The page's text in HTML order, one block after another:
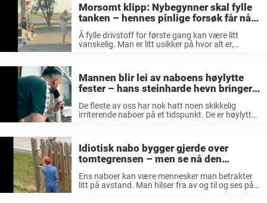
Morsomt klipp: Nybegynner skal fylle
tanken – hennes pinlige forsøk får nå
hele nettet til å le høyt
Å fylle drivstoff for første gang kan være litt
vanskelig. Man er litt usikker på hvor alt er,
Mannen blir lei av naboens høylytte
fester – hans steinharde hevn bringer
De fleste av oss har nok hatt noen skikkelig
irriterende naboer på et tidspunkt. De er høylytte,
Idiotisk nabo bygger gjerde over
tomtegrensen – men se nå den
ekte lekse
Ens naboer kan være mennesker man betrakter
litt på avstand. Man hilser fra av og til og ses på